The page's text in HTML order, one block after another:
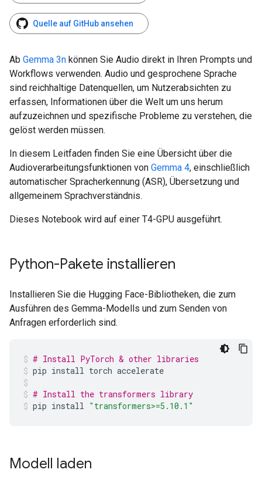
Quelle auf GitHub ansehen
Ab Gemma 3n können Sie Audio direkt in Ihren Prompts und
Workflows verwenden. Audio und gesprochene Sprache
sind reichhaltige Datenquellen, um Nutzerabsichten zu
erfassen, Informationen über die Welt um uns herum
aufzuzeichnen und spezifische Probleme zu verstehen, die
gelöst werden müssen.
In diesem Leitfaden finden Sie eine Übersicht über die
Audioverarbeitungsfunktionen von Gemma 4, einschließlich
automatischer Spracherkennung (ASR), Übersetzung und
allgemeinem Sprachverständnis.
Dieses Notebook wird auf einer T4-GPU ausgeführt.
Python-Pakete installieren
Installieren Sie die Hugging Face-Bibliotheken, die zum
Ausführen des Gemma-Modells und zum Senden von
Anfragen erforderlich sind.
# Install PyTorch & other libraries
pip install torch accelerate
# Install the transformers library
pip install "transformers>=5.10.1"
Modell laden